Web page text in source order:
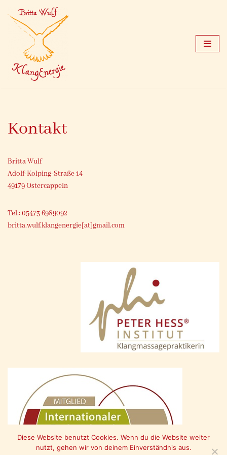
Zum
springen
Kontakt
Britta Wulf
Adolf-Kolping-Straße 14
49179 Ostercappeln
Tel.: 05473 6989092
britta.wulf.klangenergie[at]gmail.com
Diese Website benutzt Cookies. Wenn du die Website weiter
nutzt, gehen wir von deinem Einverständnis aus.